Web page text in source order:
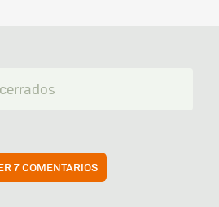
7 COMENTARIOS